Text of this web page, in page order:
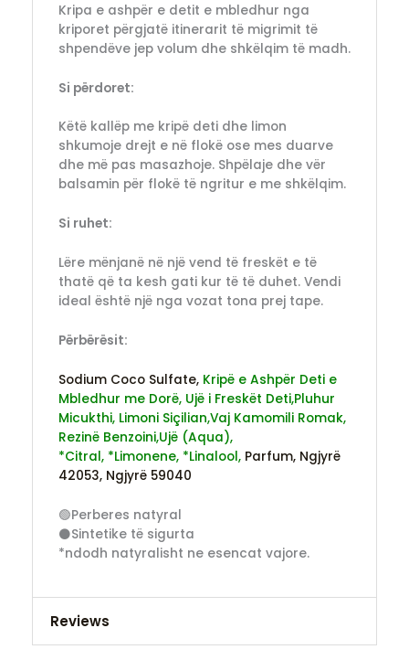
Kripa e ashpër e detit e mbledhur nga
kriporet përgjatë itinerarit të migrimit të
shpendëve jep volum dhe shkëlqim të madh.
Si përdoret:
Këtë kallëp me kripë deti dhe limon
shkumoje drejt e në flokë ose mes duarve
dhe më pas masazhoje. Shpëlaje dhe vër
balsamin për flokë të ngritur e me shkëlqim.
Si ruhet:
Lëre mënjanë në një vend të freskët e të
thatë që ta kesh gati kur të të duhet. Vendi
ideal është një nga vozat tona prej tape.
Përbërësit:
Sodium Coco Sulfate, Kripë e Ashpër Deti e
Mbledhur me Dorë,Ujë i Freskët Deti,Pluhur
Micukthi, Limoni Siçilian,Vaj Kamomili Romak,
Rezinë Benzoini,Ujë (Aqua),
*Citral, *Limonene, *Linalool, Parfum, Ngjyrë
42053, Ngjyrë 59040
🟢Perberes natyral
⚫Sintetike të sigurta
*ndodh natyralisht ne esencat vajore.
Reviews